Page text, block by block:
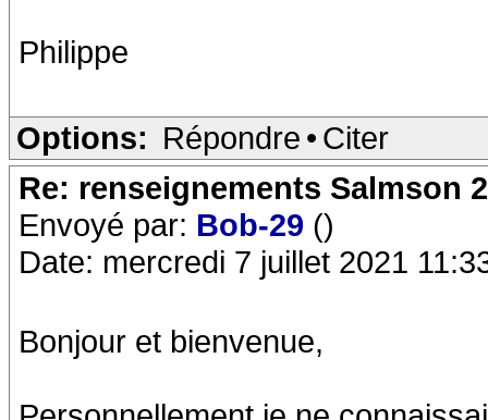
Philippe
Options: Répondre • Citer
Re: renseignements Salmson
Envoyé par: Bob-29 ()
Date: mercredi 7 juillet 2021
Bonjour et bienvenue,